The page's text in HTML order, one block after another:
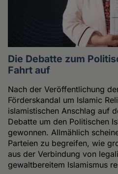
Die Debatte zum
Fahrt auf
Nach der Veröffentlichung
Förderskandal um Islamic
islamistischen Anschlag auf
Debatte um den Politischen
gewonnen. Allmählich
Parteien zu begreifen, wie
aus der Verbindung von
gewaltbereitem Islamismus